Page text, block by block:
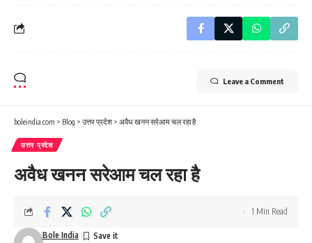
Leave a Comment
boleindia.com > Blog > उत्तर प्रदेश> अवैध खनन सरेआम चल रहा है
उत्तर प्रदेश
अवैध खनन सरेआम चल रहा है
Bole India
1 Min Read